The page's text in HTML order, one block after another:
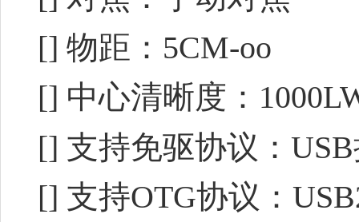
[] 物距：5CM-oo
[] 中心清晰度：
[] 支持免驱协议：
[] 支持OTG协议：